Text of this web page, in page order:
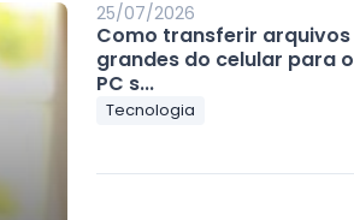
25/07/2026
Como transferir arquivos
grandes do celular para o
PC s...
Tecnologia